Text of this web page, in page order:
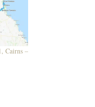
Cairns –